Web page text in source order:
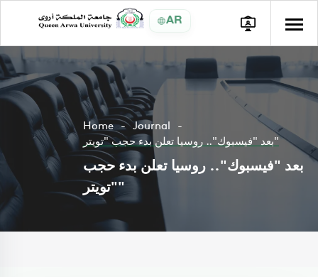
AR
Home
Journal
بعد "فيسبوك".. روسيا تعلن بدء حجب "تويتر"
بعد "فيسبوك".. روسيا تعلن بدء حجب
"تويتر"